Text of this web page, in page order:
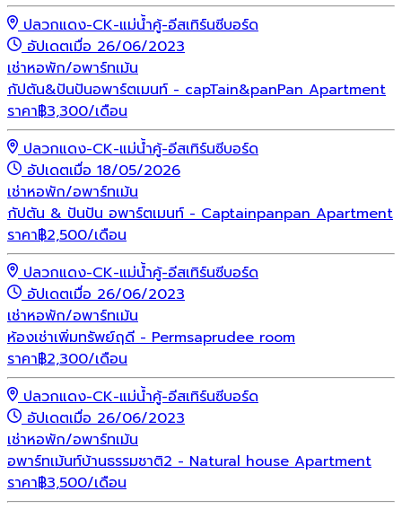
ปลวกแดง-CK-แม่น้ำคู้-อีสเทิร์นซีบอร์ด
อัปเดตเมื่อ 26/06/2023
เช่าหอพัก/อพาร์ทเม้น
กัปตัน&ปันปันอพาร์ตเมนท์ - capTain&panPan Apartment
ราคา฿3,300/เดือน
ปลวกแดง-CK-แม่น้ำคู้-อีสเทิร์นซีบอร์ด
อัปเดตเมื่อ 18/05/2026
เช่าหอพัก/อพาร์ทเม้น
กัปตัน & ปันปัน อพาร์ตเมนท์ - Captainpanpan Apartment
ราคา฿2,500/เดือน
ปลวกแดง-CK-แม่น้ำคู้-อีสเทิร์นซีบอร์ด
อัปเดตเมื่อ 26/06/2023
เช่าหอพัก/อพาร์ทเม้น
ห้องเช่าเพิ่มทรัพย์ฤดี - Permsaprudee room
ราคา฿2,300/เดือน
ปลวกแดง-CK-แม่น้ำคู้-อีสเทิร์นซีบอร์ด
อัปเดตเมื่อ 26/06/2023
เช่าหอพัก/อพาร์ทเม้น
อพาร์ทเม้นท์บ้านธรรมชาติ2 - Natural house Apartment
ราคา฿3,500/เดือน